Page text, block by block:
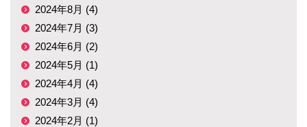
2024年8月 (4)
2024年7月 (3)
2024年6月 (2)
2024年5月 (1)
2024年4月 (4)
2024年3月 (4)
2024年2月 (1)